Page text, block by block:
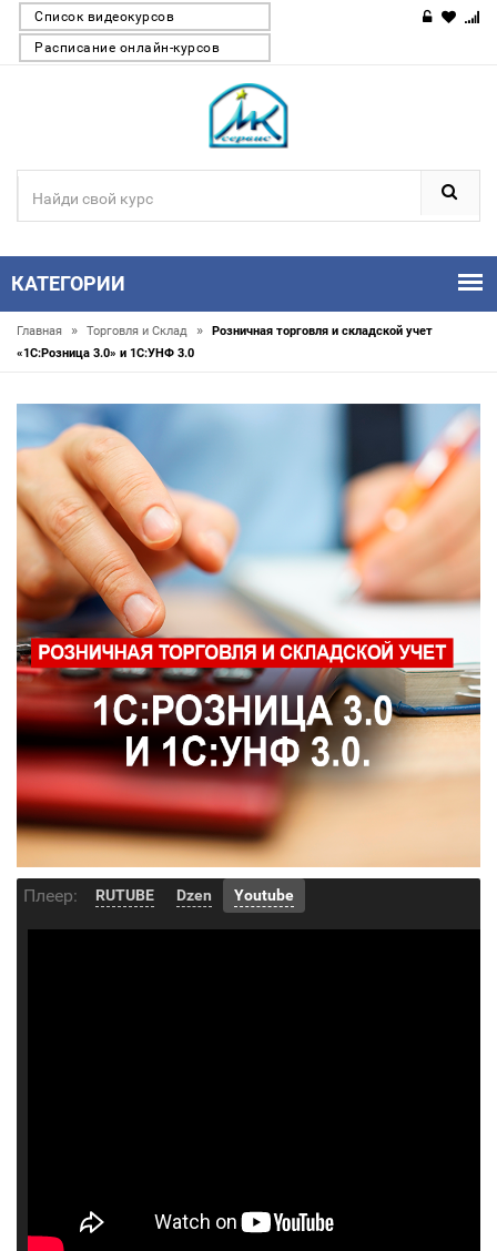
Список видеокурсов
Расписание онлайн-курсов
КАТЕГОРИИ
Главная » Торговля и Склад »
Розничная торговля и складской учет
«1С:Розница 3.0» и 1С:УНФ 3.0
Плеер: RUTUBE Dzen Youtube